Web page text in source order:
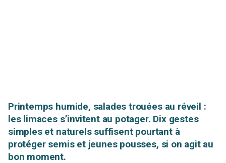
Printemps humide, salades trouées au réveil :
les limaces s’invitent au potager. Dix gestes
simples et naturels suffisent pourtant à
protéger semis et jeunes pousses, si on agit au
bon moment.